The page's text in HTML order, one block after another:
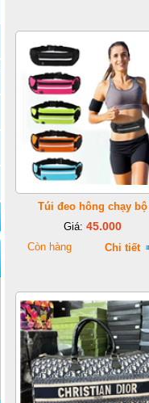
Túi đeo hông chạy bộ
Giá: 45.000
Còn hàng Chi tiết